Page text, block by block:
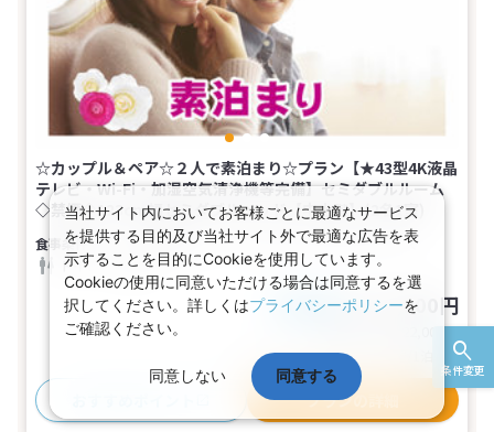
条件変更
☆カップル＆ペア☆２人で素泊まり☆プラン【★43型4K液晶
テレビ・Wi-Fi・加湿空気清浄機等完備】セミダブルルーム
◇禁煙◇123cm幅セミダブルベッド【中上階】(2名1室)
食事なし 1～2名 セミダブル
バス
トイレ
禁煙
おとな1名 税込 11,000円
円
(おとな2名 こども0名・1部屋/1泊2日)
プランの詳細
当社サイト内においてお客様ごとに最適なサービス
を提供する目的及び当社サイト外で最適な広告を表
示することを目的にCookieを使用しています。
Cookieの使用に同意いただける場合は同意するを選
択してください。詳しくはプライバシーポリシーを
ご確認ください。
同意しない 同意する